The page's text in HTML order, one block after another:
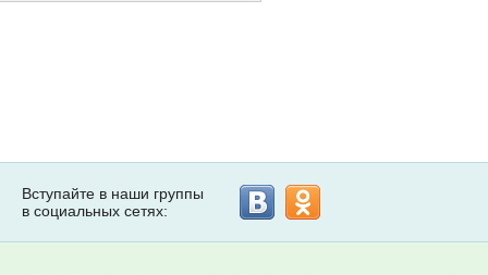
Вступайте в наши группы
в социальных сетях: